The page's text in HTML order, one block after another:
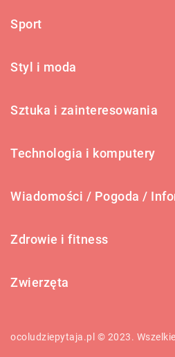
Sport
Styl i moda
Sztuka i zainteresowania
Technologia i komputery
Wiadomości / Pogoda /
Zdrowie i fitness
Zwierzęta
ocoludziepytaja.pl © 2023.